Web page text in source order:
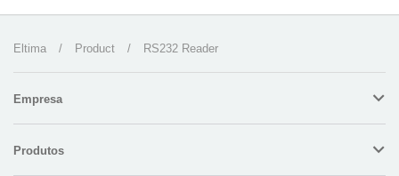
Eltima / Product / RS232 Reader
Empresa
Produtos